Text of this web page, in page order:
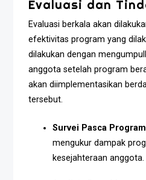
Evaluasi dan
Evaluasi berkala akan
efektivitas program yang
dilakukan dengan
anggota setelah program
akan diimplementasikan
tersebut.
Survei Pasca Program
mengukur dampak
kesejahteraan anggota.